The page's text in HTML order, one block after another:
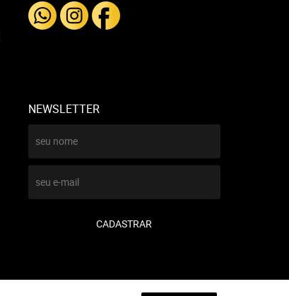
NEWSLETTER
CADASTRAR